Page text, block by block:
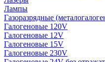
Лампы
Газоразрядные
Галогеновые 120V
Галогеновые 12V
Галогеновые 15V
Галогеновые 230V